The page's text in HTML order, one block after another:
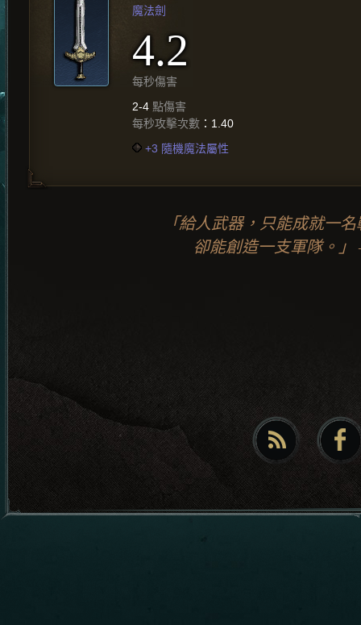
魔法劍
4.2
每秒傷害
2-4 點傷害
每秒攻擊次數 ：1.40
+3 隨機魔法屬性
「給人武器，只能成就一
卻能創造一支軍隊。